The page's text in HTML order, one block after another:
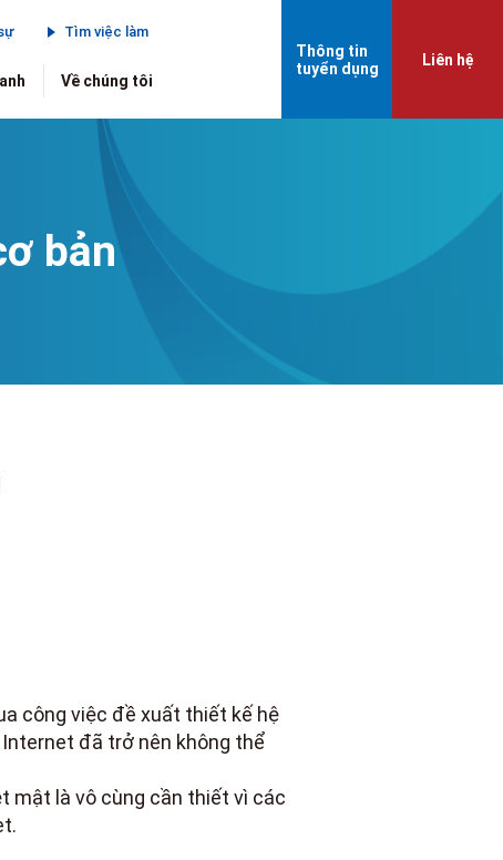
Về chúng tôi
Tìm việc làm
Thông tin
tuyển dụng
Liên hệ
bản
công việc đề xuất thiết kế hệ
đã trở nên không thể
mật là vô cùng cần thiết vì các